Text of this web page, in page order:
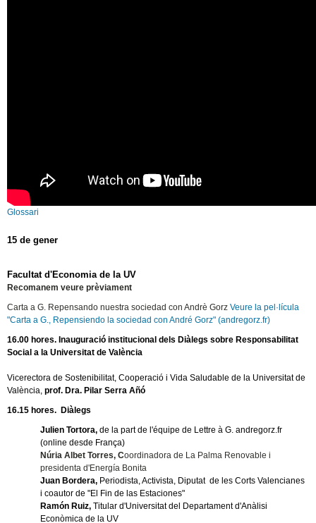
Glossari
15 de gener
Facultat d'Economia de la UV
Recomanem veure prèviament
Carta a G. Repensando nuestra sociedad con Andrè GorzVeure la pel·lícula
"Carta a G., Repensiendo la sociedad con André Gorz" (andregorz.fr)
16.00 hores. Inauguració institucional dels Diàlegs sobre Responsabilitat
Social a la Universitat de València
Vicerectora de Sostenibilitat, Cooperació i Vida Saludable de la Universitat de
València, prof. Dra. Pilar Serra Añó
16.15 hores. Diàlegs
Julien Tortora,de la part de l'équipe de Lettre à G. andregorz.fr
(online desde França)
Núria Albet Torres, Coordinadora de La Palma Renovable i
presidenta d'Energía Bonita
Juan Bordera, Periodista, Activista, Diputat de les Corts Valencianes
i coautor de "El Fin de las Estaciones"
Ramón Ruiz,Titular d'Universitat del Departament d'Anàlisi
Econòmica de la UV